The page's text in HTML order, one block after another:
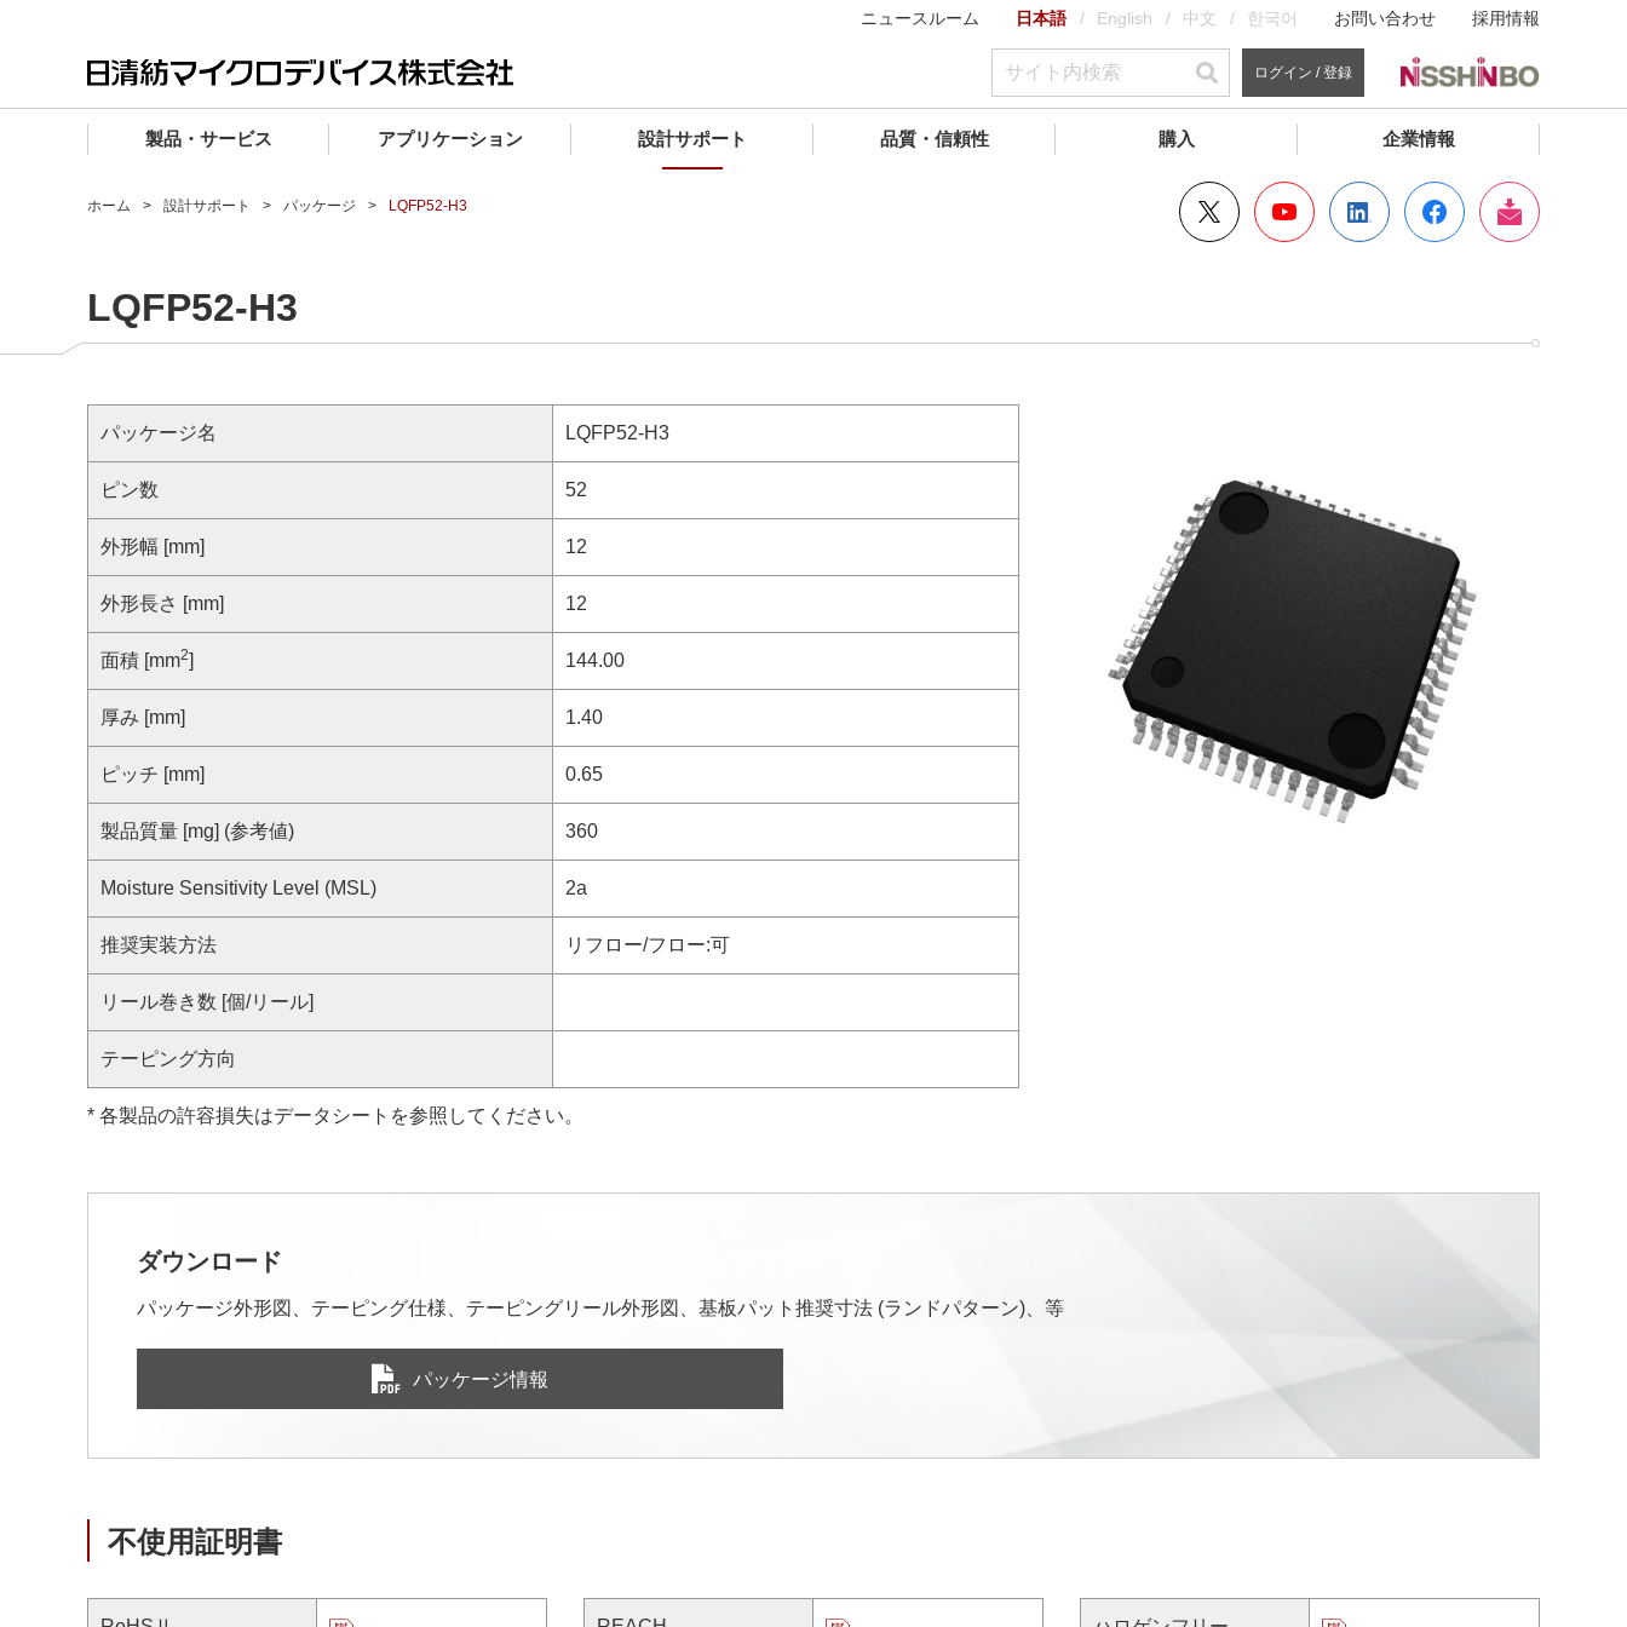
ニュースルーム 日本語 English 中文 한국어 お問い合わせ 採用情報
ログイン / 登録
製品・サービス
マイクロ波製品
ファウンドリサービス
クロスリファレンス検索
アプリケーション
車載機器向けIC
産業機器向けIC
マイクロ波
設計サポート
マイクロ波製品
あなたの設計に合わせたサポートコンテンツ
品質・信頼性
電子デバイス製品
マイクロ波製品
購入
マイクロ波製品
企業情報
企業理念
会社概要
事業拠点・関連会社
サステナビリティ
コンプライアンス通報窓口
ホーム 設計サポート パッケージ LQFP52-H3
LQFP52-H3
パッケージ名 LQFP52-H3
ピン数 52
外形幅 [mm] 12
外形長さ [mm] 12
面積 [mm2] 144.00
厚み [mm] 1.40
ピッチ [mm] 0.65
製品質量 [mg] (参考値) 360
Moisture Sensitivity Level (MSL) 2a
推奨実装方法 リフロー/フロー:可
リール巻き数 [個/リール]
テーピング方向
* 各製品の許容損失はデータシートを参照してください。
ダウンロード
パッケージ外形図、テーピング仕様、テーピングリール外形図、基板パット推奨寸法 (ランドパターン)、等
パッケージ情報
不使用証明書